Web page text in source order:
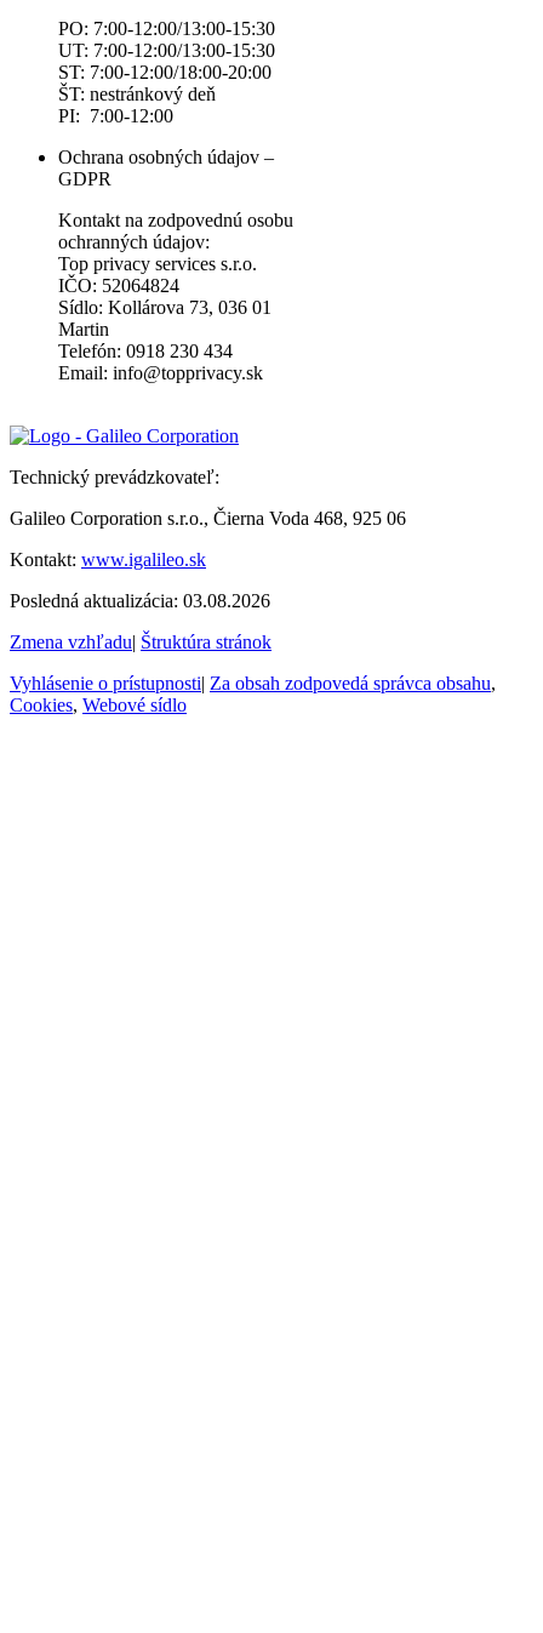
PO: 7:00-12:00/13:00-15:30
UT: 7:00-12:00/13:00-15:30
ST: 7:00-12:00/18:00-20:00
ŠT: nestránkový deň
PI: 7:00-12:00
Ochrana osobných údajov –
GDPR
Kontakt na zodpovednú osobu
ochranných údajov:
Top privacy services s.r.o.
IČO: 52064824
Sídlo: Kollárova 73, 036 01
Martin
Telefón: 0918 230 434
Email: info@topprivacy.sk
Technický prevádzkovateľ:
Galileo Corporation s.r.o., Čierna Voda 468, 925 06
Kontakt: www.igalileo.sk
Posledná aktualizácia: 03.08.2026
Zmena vzhľadu| Štruktúra stránok
Vyhlásenie o prístupnosti| Za obsah zodpovedá správca obsahu,
Cookies, Webové sídlo